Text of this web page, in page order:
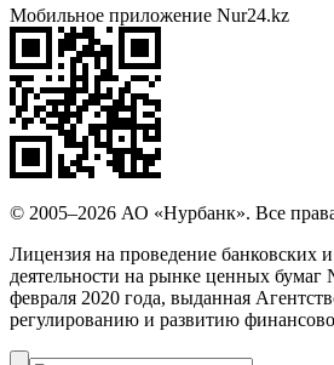
Мобильное приложение Nur24.kz
© 2005–2026 АО «Нурбанк». Все
Лицензия на проведение банковских
деятельности на рынке ценных бумаг
февраля 2020 года, выданная
регулированию и развитию